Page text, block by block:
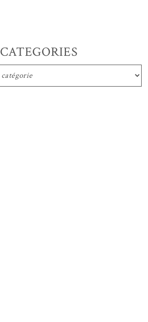
CATEGORIES